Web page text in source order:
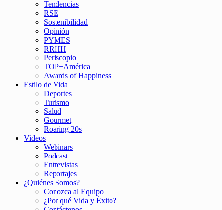
Tendencias
RSE
Sostenibilidad
Opinión
PYMES
RRHH
Periscopio
TOP+América
Awards of Happiness
Estilo de Vida
Deportes
Turismo
Salud
Gourmet
Roaring 20s
Videos
Webinars
Podcast
Entrevistas
Reportajes
¿Quiénes Somos?
Conozca al Equipo
¿Por qué Vida y Éxito?